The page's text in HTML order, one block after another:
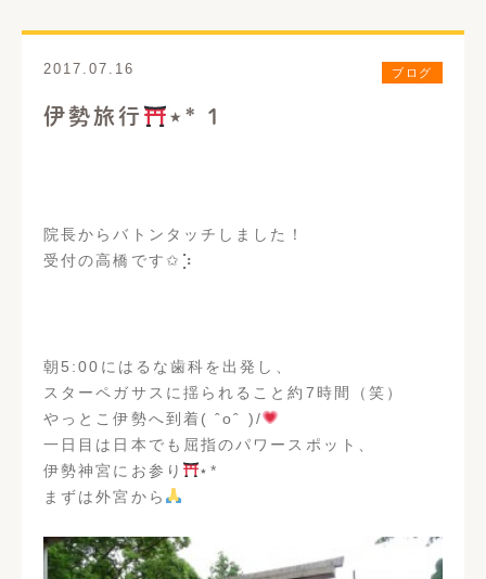
歯周病治療 義歯・入れ歯
インプラント
いびき治療
お問い合わせ
はるなブログ
2017.07.16 ブログ
伊勢旅行 ⋆︎* 1
院長からバトンタッチしました！
受付の高橋です✩︎⡱
朝5:00にはるな歯科を出発し、
スターペガサスに揺られること約7時間（笑）
やっとこ伊勢へ到着( ˆoˆ )/
一日目は日本でも屈指のパワースポット、
伊勢神宮にお参り
⋆︎*
まずは外宮から